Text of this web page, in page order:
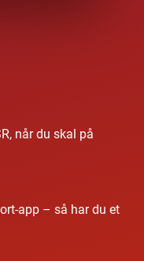
når du skal på
app – så har du et